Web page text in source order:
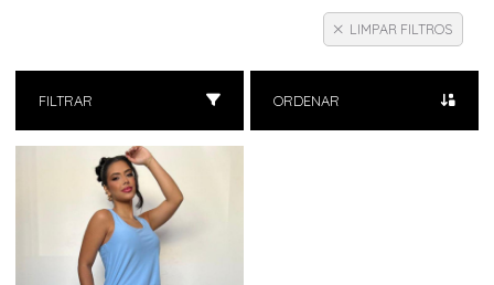
LIMPAR FILTROS
FILTRAR ORDENAR